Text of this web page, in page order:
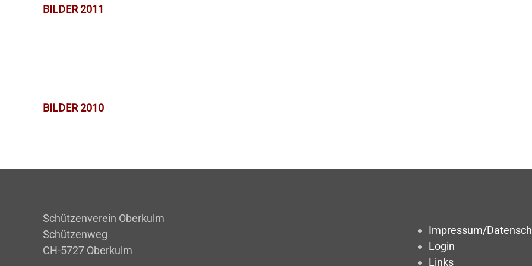
BILDER 2011
BILDER 2010
Schützenverein Oberkulm
Schützenweg
CH-5727 Oberkulm
Impressum/
Login
Links